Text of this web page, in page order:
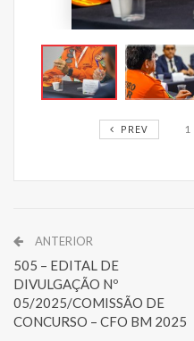
PREV 1
ANTERIOR
505 – EDITAL DE
DIVULGAÇÃO Nº
05/2025/COMISSÃO DE
CONCURSO – CFO BM 2025